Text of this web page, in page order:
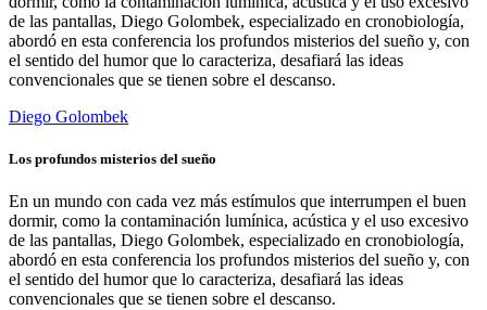
de las pantallas, Diego Golombek, especializado en cronobiología,
abordó en esta conferencia los profundos misterios del sueño y, con
el sentido del humor que lo caracteriza, desafiará las ideas
convencionales que se tienen sobre el descanso.
Diego Golombek
Los profundos misterios del sueño
En un mundo con cada vez más estímulos que interrumpen el buen
dormir, como la contaminación lumínica, acústica y el uso excesivo
de las pantallas, Diego Golombek, especializado en cronobiología,
abordó en esta conferencia los profundos misterios del sueño y, con
el sentido del humor que lo caracteriza, desafiará las ideas
convencionales que se tienen sobre el descanso.